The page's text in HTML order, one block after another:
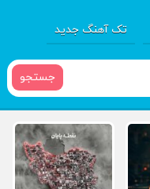
تک آهنگ جدید
جستجو